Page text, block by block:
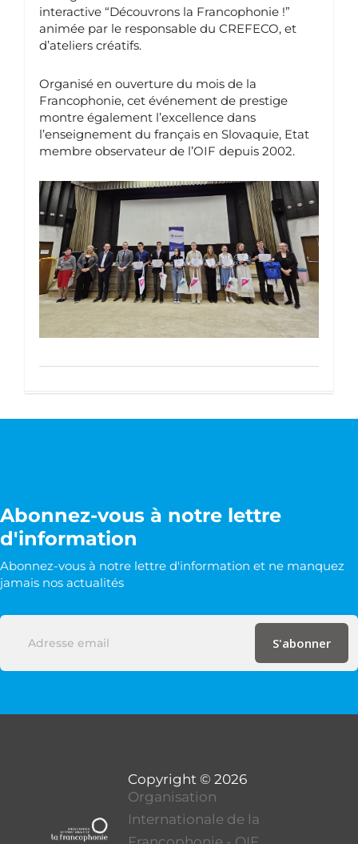
interactive “Découvrons la Francophonie !”
animée par le responsable du CREFECO, et
d’ateliers créatifs.
Organisé en ouverture du mois de la
Francophonie, cet événement de prestige
montre également l’excellence dans
l’enseignement du français en Slovaquie, Etat
membre observateur de l’OIF depuis 2002.
Abonnez-vous à notre lettre
d'information
Abonnez-vous à notre lettre d'information et ne manquez
jamais nos actualités
Organisation
Internationale de la